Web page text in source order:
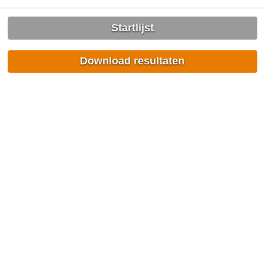
Startlijst
Download resultaten